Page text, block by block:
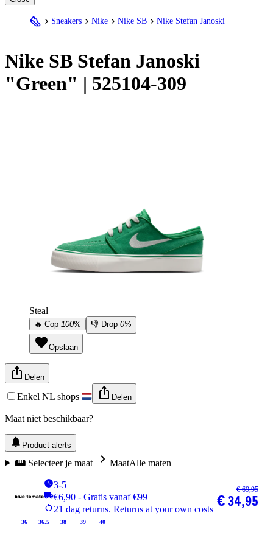
Sneakers Nike Nike SB Nike Stefan Janoski
Nike SB Stefan Janoski
"Green" | 525104-309
Steal
🔥 Cop 100% 👎 Drop 0%
Opslaan
Delen
Enkel NL shops Delen
Maat niet beschikbaar?
Product alerts
Selecteer je maat MaatAlle maten
3-5
€6,90 - Gratis vanaf €99
21 dag returns. Returns at your own costs
36 36.5 38 39 40
€ 69,95
€ 34,95